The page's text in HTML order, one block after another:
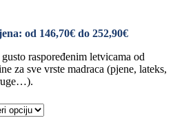
od 146,70€ do 252,90€
raspoređenim letvicama od
za sve vrste madraca (pjene, lateks,